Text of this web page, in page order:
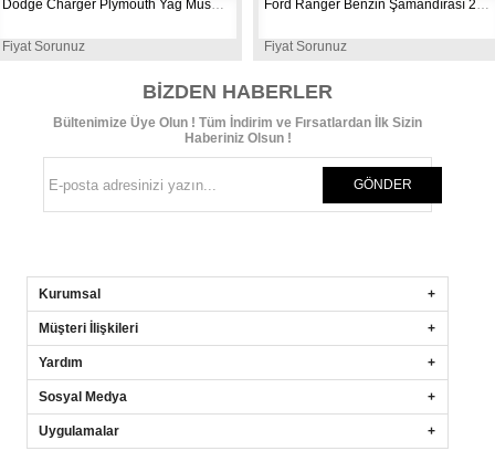
Fiyat Sorunuz Fiyat Sorunuz
BIZDEN HABERLER
Bültenimize Üye Olun ! Tüm İndirim ve Fırsatlardan İlk Sizin
Haberiniz Olsun !
GÖNDER
Kurumsal
Müşteri İlişkileri
Yardım
Sosyal Medya
Uygulamalar